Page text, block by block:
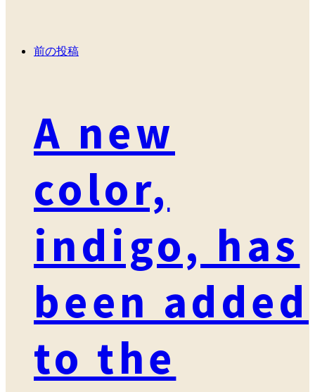
前の投稿
A new
color,
indigo, has
been added
to the